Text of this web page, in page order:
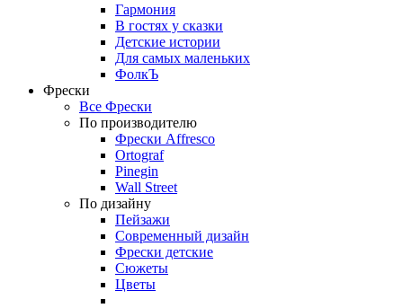
Гармония
В гостях у сказки
Детские истории
Для самых маленьких
ФолкЪ
Фрески
Все Фрески
По производителю
Фрески Affresco
Ortograf
Pinegin
Wall Street
По дизайну
Пейзажи
Современный дизайн
Фрески детские
Сюжеты
Цветы